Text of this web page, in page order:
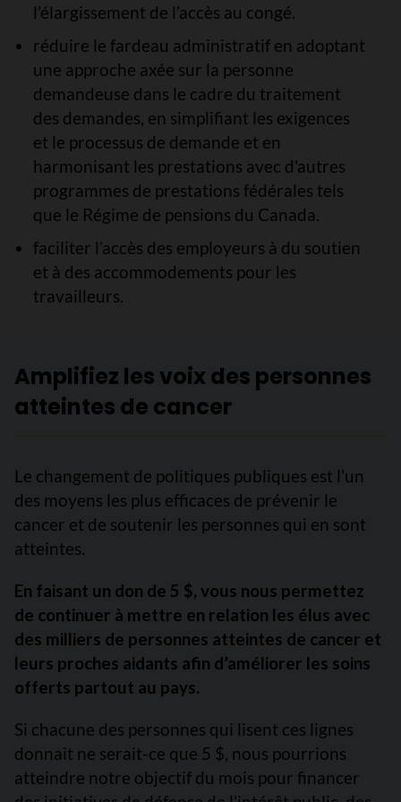
l’élargissement de l’accès au congé.
réduire le fardeau administratif en adoptant
une approche axée sur la personne
demandeuse dans le cadre du traitement
des demandes, en simplifiant les exigences
et le processus de demande et en
harmonisant les prestations avec d'autres
programmes de prestations fédérales tels
que le Régime de pensions du Canada.
faciliter l’accès des employeurs à du soutien
et à des accommodements pour les
travailleurs.
Amplifiez les voix des personnes
atteintes de cancer
Le changement de politiques publiques est l’un
des moyens les plus efficaces de prévenir le
cancer et de soutenir les personnes qui en sont
atteintes.
En faisant un don de 5 $, vous nous permettez
de continuer à mettre en relation les élus avec
des milliers de personnes atteintes de cancer et
leurs proches aidants afin d’améliorer les soins
offerts partout au pays.
Si chacune des personnes qui lisent ces lignes
donnait ne serait-ce que 5 $, nous pourrions
atteindre notre objectif du mois pour financer